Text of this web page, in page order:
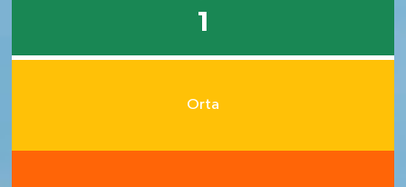
1
Orta